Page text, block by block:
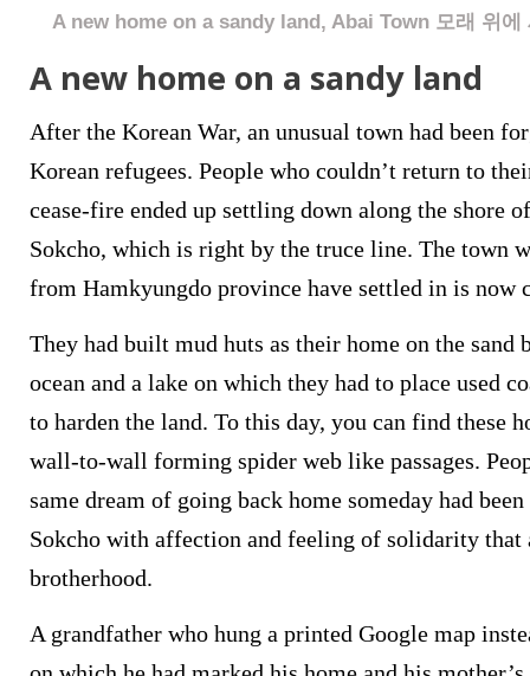
A new home on a sandy land, Abai Town 모래 위에
A new home on a sandy land
After the Korean War, an unusual town had been
Korean refugees. People who couldn’t return to
cease-fire ended up settling down along the shore
Sokcho, which is right by the truce line. The town
from Hamkyungdo province have settled in is now
They had built mud huts as their home on the sand
ocean and a lake on which they had to place used
to harden the land. To this day, you can find these
wall-to-wall forming spider web like passages.
same dream of going back home someday had
Sokcho with affection and feeling of solidarity that
brotherhood.
A grandfather who hung a printed Google map